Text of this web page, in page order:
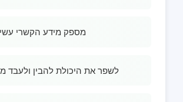
מספק מידע הקשרי
לשפר את היכולת להבין ולעבד